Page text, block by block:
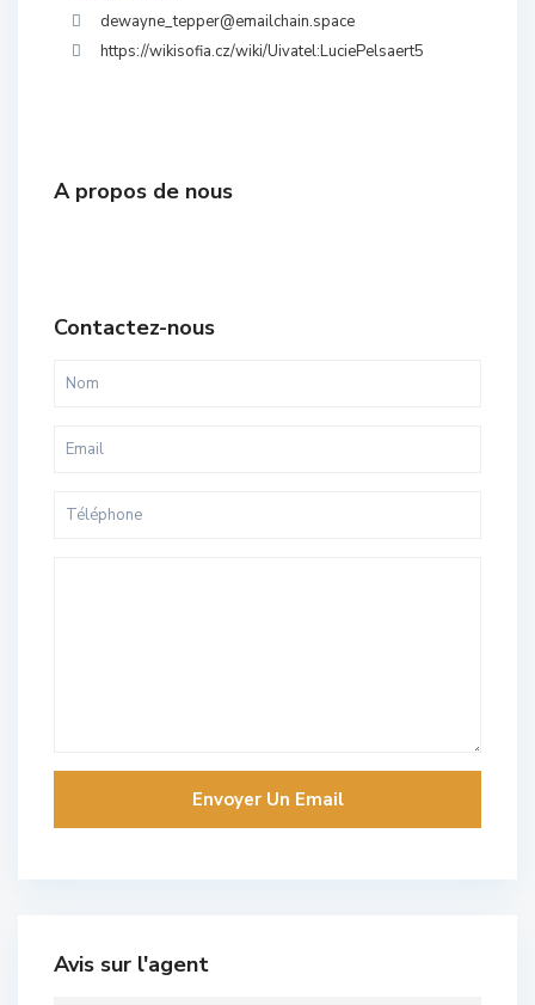
dewayne_tepper@emailchain.space
https://wikisofia.cz/wiki/Uivatel:LuciePelsaert5
A propos de nous
Contactez-nous
Avis sur l'agent